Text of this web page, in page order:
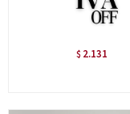
$ 2.131